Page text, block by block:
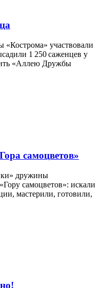
участвовали
1 250 саженцев у
«Аллею Дружбы
самоцветов»
дружины
самоцветов»: искали
мастерили, готовили,